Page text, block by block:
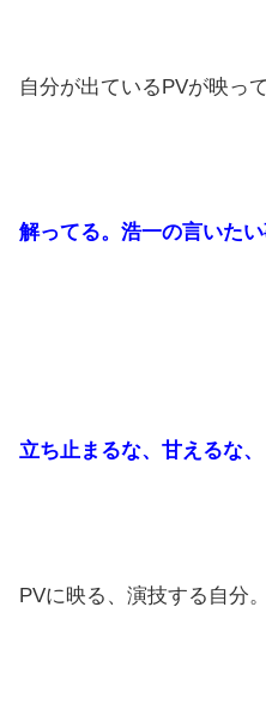
自分が出ているPVが映って
解ってる。浩一の言いたい
立ち止まるな、甘えるな、
PVに映る、演技する自分。